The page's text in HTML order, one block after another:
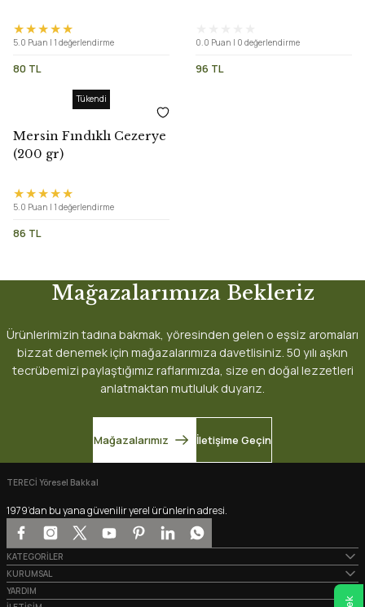
5.0 Puan | 1 değerlendirme
80 TL
0.0 Puan | 0 değerlendirme
96 TL
Tükendi
Mersin Fındıklı Cezerye
(200 gr)
5.0 Puan | 1 değerlendirme
86 TL
Mağazalarımıza Bekleriz
Ürünlerimizin tadına bakmak, yöresinden gelen o eşsiz aromaları
bizzat denemek için mağazalarımıza davetlisiniz. 50 yılı aşkın
tecrübemizi paylaştığımız raflarımızda, size en doğal lezzetleri
anlatmaktan mutluluk duyarız.
Mağazalarımız İletişime Geçin
TERECİ Yöresel Bakkal
1979’dan bu yana güvenilir yerel ürünlerin adresi.
KATEGORİLER
KURUMSAL
YARDIM